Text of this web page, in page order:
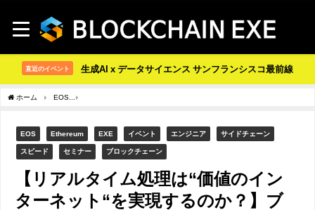
直近のイベント 生成AI x データサイエンス サンフランシスコ最前線
ホーム EOS
EOS Ethereum EXE イベント エンジニア サイドチェーン
スピード セミナー ブロックチェーン
【リアルタイム処理は“価値のイン
ターネット“を実現するのか？】ブ